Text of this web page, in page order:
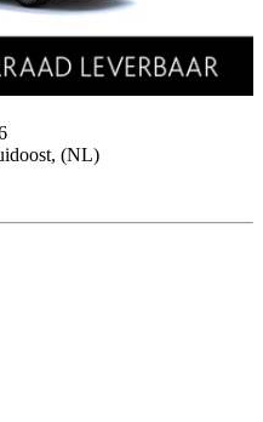
(NL)